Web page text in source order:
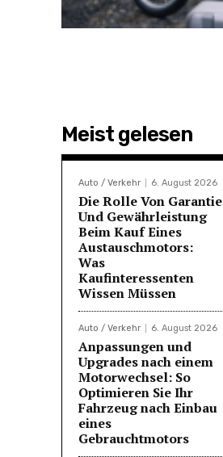
Meist gelesen
Auto / Verkehr 6. August 2026
Die Rolle Von Garantie
Und Gewährleistung
Beim Kauf Eines
Austauschmotors:
Was
Kaufinteressenten
Wissen Müssen
Auto / Verkehr 6. August 2026
Anpassungen und
Upgrades nach einem
Motorwechsel: So
Optimieren Sie Ihr
Fahrzeug nach Einbau
eines
Gebrauchtmotors